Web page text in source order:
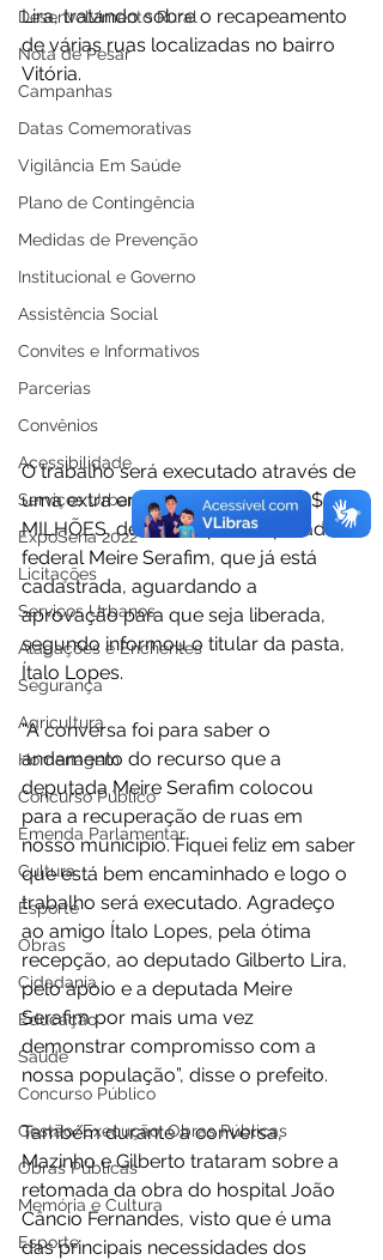
Desenvolvimento Rural
Nota de Pesar
Campanhas
Datas Comemorativas
Vigilância Em Saúde
Plano de Contingência
Medidas de Prevenção
Institucional e Governo
Assistência Social
Convites e Informativos
Parcerias
Convênios
Acessibilidade
Serviços Urbanos
ExpoSena 2022
Licitações
Serviços Urbanos
Alagações e Enchentes
Segurança
Agricultura
Homenagem
Concurso Público
Emenda Parlamentar
Cultura
Esporte
Obras
Cidadania
Educação
Saúde
Concurso Público
Gestão/Execução: Obras Públicas
Obras Públicas
Memória e Cultura
Esporte
Lira, tratando sobre o recapeamento
de várias ruas localizadas no bairro
Vitória.
O trabalho será executado através de
uma extra emenda no valor de R$ 5
MILHÕES, destinada pela deputada
federal Meire Serafim, que já está
cadastrada, aguardando a
aprovação para que seja liberada,
segundo informou o titular da pasta,
Ítalo Lopes.
“A conversa foi para saber o
andamento do recurso que a
deputada Meire Serafim colocou
para a recuperação de ruas em
nosso município. Fiquei feliz em saber
que está bem encaminhado e logo o
trabalho será executado. Agradeço
ao amigo Ítalo Lopes, pela ótima
recepção, ao deputado Gilberto Lira,
pelo apoio e a deputada Meire
Serafim por mais uma vez
demonstrar compromisso com a
nossa população”, disse o prefeito.
Também durante a conversa,
Mazinho e Gilberto trataram sobre a
retomada da obra do hospital João
Câncio Fernandes, visto que é uma
das principais necessidades dos